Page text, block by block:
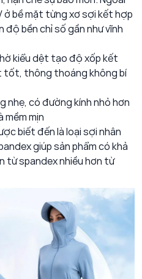
ở bề mặt từng xơ sợi kết hợp
bền chỉ số gần như vĩnh
kiểu dệt tạo độ xốp kết
tốt, thông thoáng không bí
nhẹ, có đường kính nhỏ hơn
mềm mịn
biết đến là loại sợi nhân
giúp sản phẩm có khả
từ spandex nhiều hơn từ